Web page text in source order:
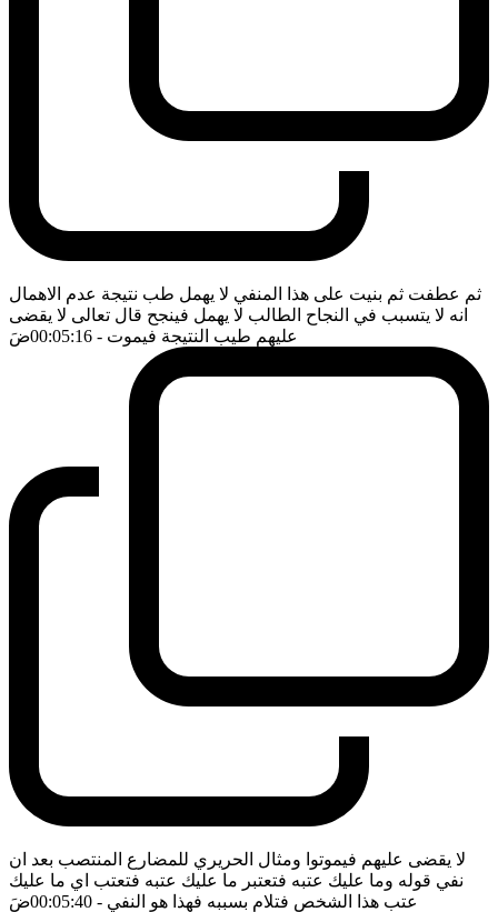
ثم عطفت ثم بنيت على هذا المنفي لا يهمل طب نتيجة عدم الاهمال
انه لا يتسبب في النجاح الطالب لا يهمل فينجح قال تعالى لا يقضى
عليهم طيب النتيجة فيموت - 00:05:16 ضَ
لا يقضى عليهم فيموتوا ومثال الحريري للمضارع المنتصب بعد ان
نفي قوله وما عليك عتبه فتعتبر ما عليك عتبه فتعتب اي ما عليك
عتب هذا الشخص فتلام بسببه فهذا هو النفي - 00:05:40 ضَ